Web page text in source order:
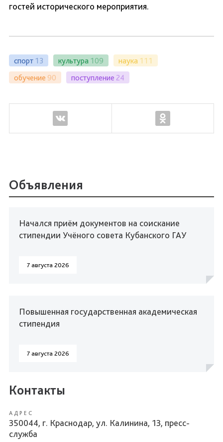
гостей исторического мероприятия.
спорт 13 культура 109 наука 111
обучение 90 поступление 24
Объявления
Начался приём документов на соискание
стипендии Учёного совета Кубанского ГАУ
7 августа 2026
Повышенная государственная академическая
стипендия
7 августа 2026
Контакты
АДРЕС
350044, г. Краснодар, ул. Калинина, 13, пресс-
служба